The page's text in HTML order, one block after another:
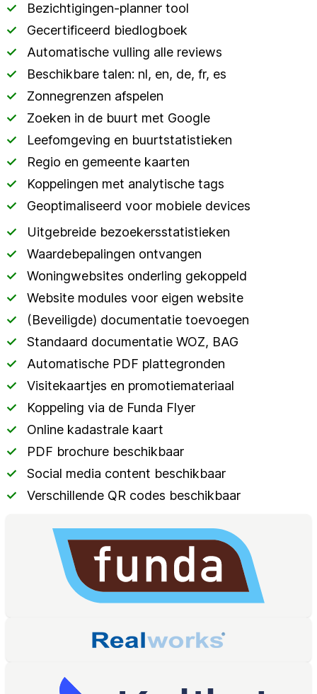
Bezichtigingen-planner tool
Gecertificeerd biedlogboek
Automatische vulling alle reviews
Beschikbare talen: nl, en, de, fr, es
Zonnegrenzen afspelen
Zoeken in de buurt met Google
Leefomgeving en buurtstatistieken
Regio en gemeente kaarten
Koppelingen met analytische tags
Geoptimaliseerd voor mobiele devices
Uitgebreide bezoekersstatistieken
Waardebepalingen ontvangen
Woningwebsites onderling gekoppeld
Website modules voor eigen website
(Beveiligde) documentatie toevoegen
Standaard documentatie WOZ, BAG
Automatische PDF plattegronden
Visitekaartjes en promotiemateriaal
Koppeling via de Funda Flyer
Online kadastrale kaart
PDF brochure beschikbaar
Social media content beschikbaar
Verschillende QR codes beschikbaar